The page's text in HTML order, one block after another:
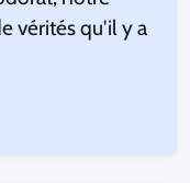
vérités qu'il y a